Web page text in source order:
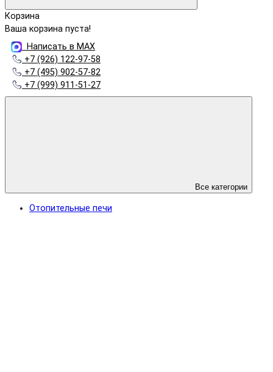
Корзина
Ваша корзина пуста!
Написать в MAX
+7 (926) 122-97-58
+7 (495) 902-57-82
+7 (999) 911-51-27
Все категории
Отопительные печи